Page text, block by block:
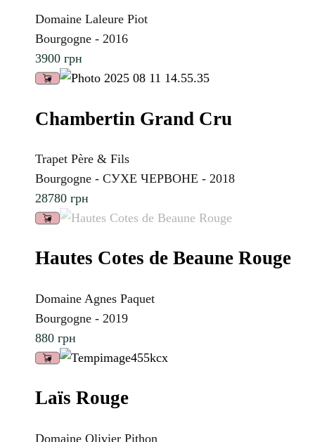
Domaine Laleure Piot
Bourgogne - 2016
3900 грн
Chambertin Grand Cru
Trapet Père & Fils
Bourgogne - СУХЕ ЧЕРВОНЕ - 2018
28780 грн
Hautes Cotes de Beaune Rouge
Domaine Agnes Paquet
Bourgogne - 2019
880 грн
Laїs Rouge
Domaine Olivier Pithon